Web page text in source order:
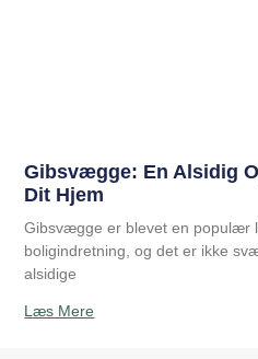
Gibsvægge: En Alsidig
Dit Hjem
Gibsvægge er blevet en populær
boligindretning, og det er ikke
alsidige
Læs Mere